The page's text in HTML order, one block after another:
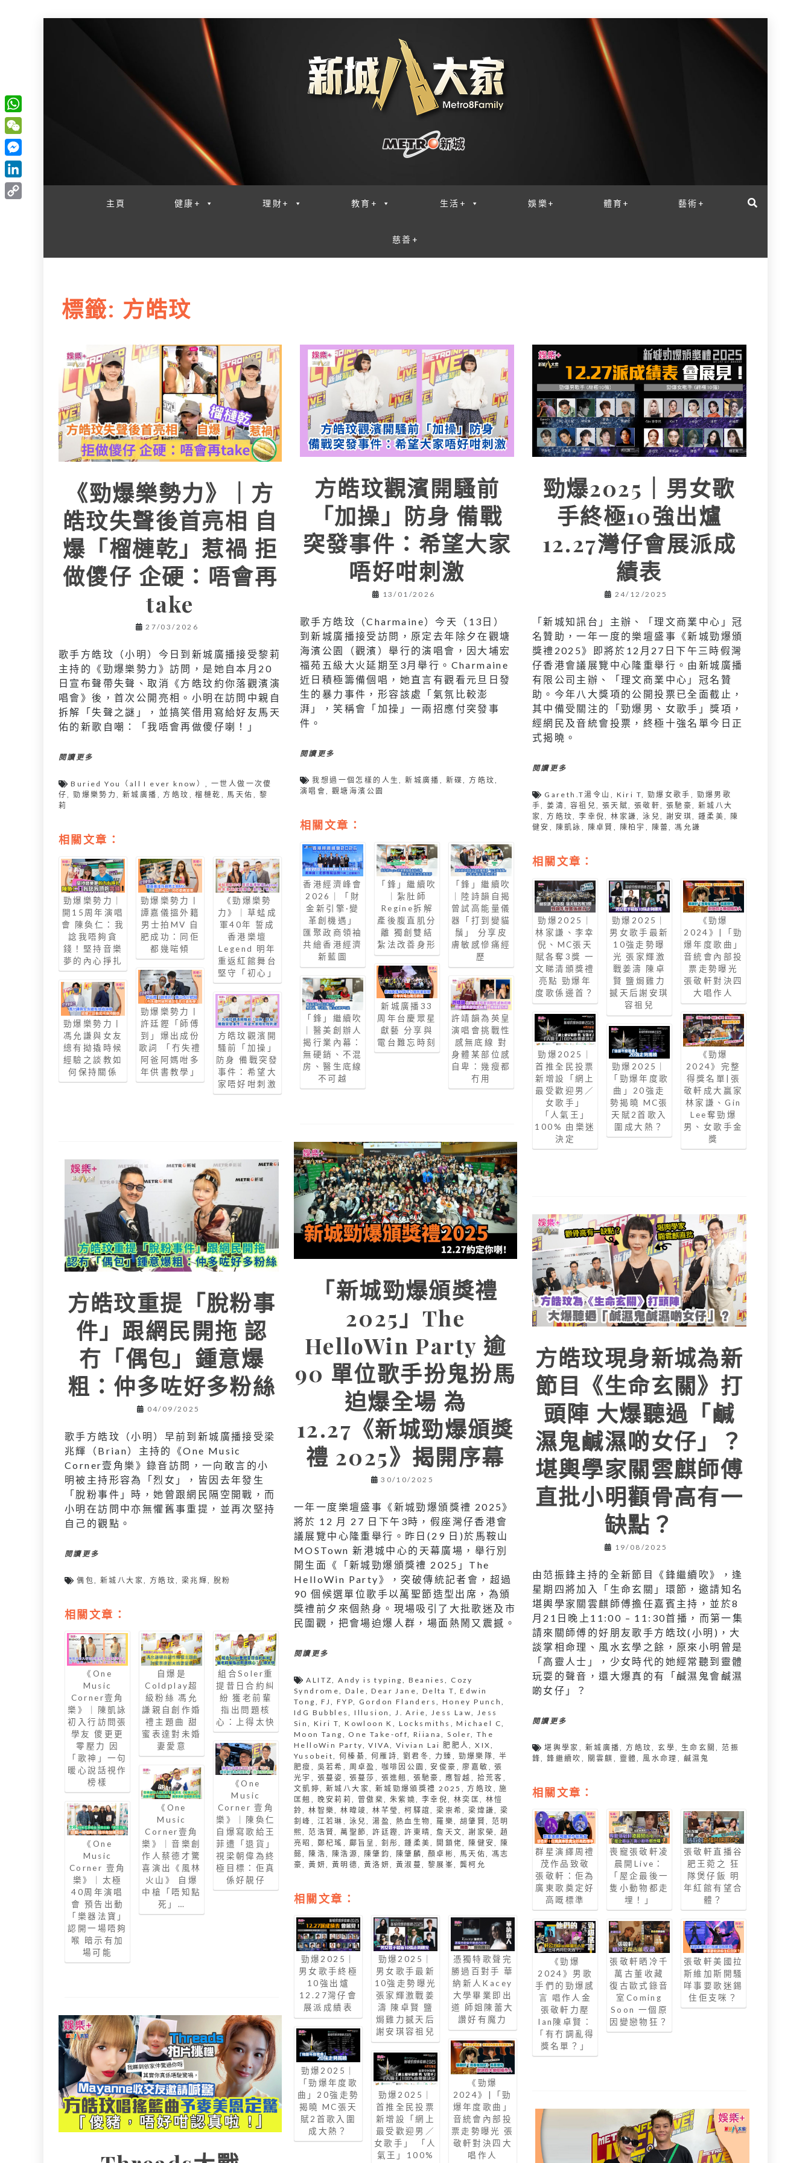
主頁 健康+ 理財+ 教育+ 生活+ 娛樂+ 體育+ 藝術+
慈善+
標籤: 方皓玟
《勁爆樂勢力》｜方
皓玟失聲後首亮相 自
爆「榴槤乾」惹禍 拒
做儍仔 企硬：唔會再
take
27/03/2026
歌手方皓玟（小明）今日到新城廣播接受黎莉
主持的《勁爆樂勢力》訪問，是她自本月20
日宣布聲帶失聲、取消《方皓玟約你落觀濱演
唱會》後，首次公開亮相。小明在訪問中親自
拆解「失聲之謎」，並搞笑借用寫給好友馬天
佑的新歌自嘲：「我唔會再做傻仔喇！」
閱讀更多
Buried You（all I ever know）,一世人做一次傻
仔,勁爆樂勢力,新城廣播 ,方皓玟 ,榴槤乾 , 馬天佑 , 黎
莉
相關文章：
勁爆樂勢力｜
開15周年演唱
會 陳奐仁：我
諗我唔夠貪
錢！堅持音樂
夢的內心掙扎
勁爆樂勢力丨
馮允謙與女友
總有拗撬時候
經驗之談教如
何保持關係
勁爆樂勢力丨
譚嘉儀搵外籍
男士拍MV 自
肥成功：同佢
都幾啱傾
勁爆樂勢力丨
許廷鏗「師傅
到」爆出成份
歌詞 「冇失禮
阿爸阿媽咁多
年供書教學」
《勁爆樂勢
力》｜草蜢成
軍40年 誓成
香港樂壇
Legend 明年
重返紅館舞台
堅守「初心」
方皓玟觀濱開
騷前「加操」
防身 備戰突發
事件：希望大
家唔好咁刺激
方皓玟觀濱開騷前
「加操」防身 備戰
突發事件：希望大家
唔好咁刺激
13/01/2026
歌手方皓玟（Charmaine）今天（13日）
到新城廣播接受訪問，原定去年除夕在觀塘
海濱公園（觀濱）舉行的演唱會，因大埔宏
福苑五級大火延期至3月舉行。Charmaine
近日積極籌備個唱，她直言有觀看元旦日發
生的暴力事件，形容該處「氣氛比較澎
湃」，笑稱會「加操」一兩招應付突發事
件。
閱讀更多
我想過一個怎樣的人生,新城廣播 , 新碟,方皓玟,
演唱會, 觀塘海濱公園
相關文章：
香港經濟峰會
2026｜「財
金新引擎·變
革創機遇」
匯聚政商領袖
共繪香港經濟
新藍圖
「鋒」繼續吹
｜醫美創辦人
揭行業內幕：
無硬銷、不混
房、醫生底線
不可越
「鋒」繼續吹
｜紮肚師
Regine拆解
產後腹直肌分
離 獨創雙結
紮法改善身形
新城廣播33
周年台慶眾星
獻藝 分享與
電台難忘時刻
「鋒」繼續吹
｜陸詩韻自揭
曾試高能量儀
器「打到變貓
鬚」 分享皮
膚敏感慘痛經
歷
許靖韻為英皇
演唱會挑戰性
感無底線 對
身體某部位感
自卑：幾瘦都
冇用
勁爆2025｜男女歌
手終極10強出爐
12.27灣仔會展派成
績表
24/12/2025
「新城知訊台」主辦、「理文商業中心」冠
名贊助，一年一度的樂壇盛事《新城勁爆頒
獎禮2025》即將於12月27日下午三時假灣
仔香港會議展覽中心隆重舉行。由新城廣播
有限公司主辦、「理文商業中心」冠名贊
助。今年八大獎項的公開投票已全面截止，
其中備受關注的「勁爆男、女歌手」獎項，
經網民及音統會投票，終極十強名單今日正
式揭曉。
閱讀更多
Gareth.T湯令山 , Kiri T, 勁爆女歌手 , 勁爆男歌
手,姜濤, 容祖兒, 張天賦, 張敬軒, 張馳豪, 新城八大
家,方皓玟,李幸倪,林家謙,泳兒, 謝安琪, 鍾柔美, 陳
健安 , 陳凱詠 , 陳卓賢 , 陳柏宇 , 陳蕾,馮允謙
相關文章：
勁爆2025｜
林家謙、李幸
倪、MC張天
賦各奪3獎 一
文睇清頒獎禮
亮點 勁爆年
度歌係邊首？
勁爆2025｜
首推全民投票
新增設「網上
最受歡迎男／
女歌手」
「人氣王」
100% 由樂迷
決定
勁爆2025｜
男女歌手最新
10強走勢曝
光 張家輝激
戰姜濤 陳卓
賢 鹽焗雞力
撼天后謝安琪
容祖兒
勁爆2025｜
「勁爆年度歌
曲」20強走
勢揭曉 MC張
天賦2首歌入
圍成大熱？
《勁爆
2024》|「勁
爆年度歌曲」
音統會內部投
票走勢曝光
張敬軒對決四
大唱作人
《勁爆
2024》完整
得獎名單|張
敬軒成大贏家
林家謙、Gin
Lee奪勁爆
男、女歌手金
獎
「新城勁爆頒獎禮
2025」The
HelloWin Party 逾
90 單位歌手扮鬼扮馬
迫爆全場 為
12.27《新城勁爆頒獎
禮 2025》揭開序幕
30/10/2025
一年一度樂壇盛事《新城勁爆頒獎禮 2025》
將於 12 月 27 日下午3時，假座灣仔香港會
議展覽中心隆重舉行。昨日(29 日)於馬鞍山
MOSTown 新港城中心的天幕廣場，舉行別
開生面《「新城勁爆頒獎禮 2025」The
HelloWin Party》，突破傳統記者會，超過
90 個候選單位歌手以萬聖節造型出席，為頒
獎禮前夕來個熱身。現場吸引了大批歌迷及市
民圍觀，把會場迫爆人群，場面熱鬧又震撼。
閱讀更多
ALITZ ,Andy is typing Beanies
Cozy
Syndrome
Dale ,Dear Jane Delta T ,Edwin
Tong
,FJ FYP Gordon Flanders Honey Punch
IdG Bubbles
,Illusion J. Arie Jess Law
Jess
Sin
Kiri T ,Kowloon K Locksmiths ,Michael C
Moon Tang
One Take-off Riiana ,Soler ,The
HelloWin Party
,VIVA Vivian Lai 肥肥人 ,XIX
Yusobeit
何榛綦 何雁詩 劉君冬 力臻 勁爆樂隊 ,半
肥瘦
吳若希 周卓盈 咖啡因公園 ,安俊豪 廖嘉敏 ,張
光宇
張蔓姿 張蔓莎 張進翹 張馳豪 應智越 拾荒客
文凱婷
新城八大家 新城勁爆頒獎禮 2025 ,方皓玟 ,施
匡翹
晚安莉莉 曾傲棐 朱紫嬈 ,李幸倪 ,林奕匡 ,林愷
鈴
,林智樂 ,林暐竣 ,林芊瑩 ,柯驛誼 ,梁崇希 ,梁煒謙 ,梁
釗峰
江若琳 泳兒 ,湯盈 熱血生物 羅樂 胡肇賢
范明
熙
,范浩賢 ,萬聖節 ,許廷鏗 ,許東晴 ,詹天文 ,謝家榮 ,趙
亮昭
鄭杞瑤 鄺旨呈 釗彤 ,鍾柔美 開鎖佬 陳健安
陳
懿
陳浩 陳浩源 陳肇鈞 陳肇麟 顏卓彬 馬天佑
馮志
豪
,黃妍 黃明德 黃洛妍 黃淑蔓 黎展峯 龔柯允
相關文章：
勁爆2025｜
男女歌手終極
10強出爐
12.27灣仔會
展派成績表
勁爆2025｜
「勁爆年度歌
曲」20強走勢
揭曉 MC張天
賦2首歌入圍
成大熱？
勁爆2025｜
男女歌手最新
10強走勢曝光
張家輝激戰姜
濤 陳卓賢 鹽
焗雞力撼天后
謝安琪容祖兒
勁爆2025｜
首推全民投票
新增設「網上
最受歡迎男／
女歌手」 「人
氣王」100%
憑獨特歌聲完
勝過百對手 華
納新人Kacey
大學畢業即出
道 師姐陳蕾大
讚好有魔力
《勁爆
2024》|「勁
爆年度歌曲」
音統會內部投
票走勢曝光 張
敬軒對決四大
唱作人
方皓玟重提「脫粉事
件」跟網民開拖 認
冇「偶包」鍾意爆
粗：仲多咗好多粉絲
04/09/2025
歌手方皓玟（小明）早前到新城廣播接受梁
兆輝（Brian）主持的《One Music
Corner壹角樂》錄音訪問，一向敢言的小
明被主持形容為「烈女」，皆因去年發生
「脫粉事件」時，她曾跟網民隔空開戰，而
小明在訪問中亦無懼舊事重提，並再次堅持
自己的觀點。
閱讀更多
偶包 ,新城八大家 方皓玟 梁兆輝 脫粉
相關文章：
《One
Music
Corner壹角
樂》｜陳凱詠
初入行訪問張
學友 儍更更
零壓力 因
「歌神」一句
暖心說話視作
榜樣
《One
Music
Corner 壹角
樂》｜太極
40周年演唱
會 預告出動
「樂器法寶」
認開一場唔夠
喉 暗示有加
場可能
自爆是
Coldplay超
級粉絲 馮允
謙親自創作婚
禮主題曲 甜
蜜表達對未婚
妻愛意
《One
Music
Corner壹角
樂》｜音樂創
作人蔡德才驚
喜演出《風林
火山》 自爆
中槍「唔知點
死」…
組合Soler重
提昔日合約糾
紛 獲老前輩
指出問題核
心：上得太快
《One
Music
Corner 壹角
樂》｜陳奐仁
自爆寫歌給王
菲遭「退貨」
視梁朝偉為終
極目標：佢真
係好靚仔
方皓玟現身新城為新
節目《生命玄關》打
頭陣 大爆聽過「鹹
濕鬼鹹濕啲女仔」？
堪輿學家關雲麒師傅
直批小明顴骨高有一
缺點？
19/08/2025
由范振鋒主持的全新節目《鋒繼續吹》，逢
星期四將加入「生命玄關」環節，邀請知名
堪輿學家關雲麒師傅擔任嘉賓主持，並於8
月21日晚上11:00 – 11:30首播，而第一集
請來關師傅的好朋友歌手方皓玟(小明)，大
談掌相命理、風水玄學之餘，原來小明曾是
「高靈人士」，少女時代的她經常聽到靈體
玩耍的聲音，還大爆真的有「鹹濕鬼會鹹濕
啲女仔」？
閱讀更多
堪輿學家 新城廣播 ,方皓玟 ,玄學 生命玄關 ,范振
鋒
,鋒繼續吹 關雲麒 靈體 風水命理 鹹濕鬼
相關文章：
群星演繹周禮
茂作品致敬
張敬軒：佢為
廣東歌奠定好
高嘅標準
《勁爆
2024》男歌
手們的勁爆感
言 唱作人金
張敬軒力壓
Ian陳卓賢：
「有冇調亂得
獎名單？」
喪寵張敬軒凌
晨開Live：
「屋企最後一
隻小動物都走
埋！」
張敬軒晒冷千
萬古董收藏
復古歐式錄音
室Coming
Soon 一個原
因變戀物狂？
張敬軒直播谷
肥王菀之 狂
隊煲仔飯 明
年紅館有望合
體？
張敬軒美國拉
斯維加斯開騷
咩事要歌迷錫
住佢支咪？
W
h
a
t
s
W
e
C
h
M
e
s
L
i